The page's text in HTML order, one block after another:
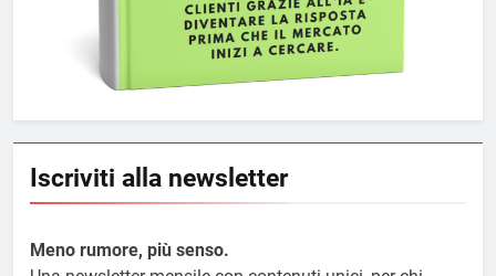
Iscriviti alla newsletter
Meno rumore, più senso.